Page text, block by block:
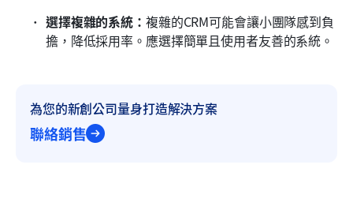
選擇複雜的系統： 複雜的CRM可能會讓小團隊感到負
擔，降低採用率。應選擇簡單且使用者友善的系統。
為您的新創公司量身打造解決方案
聯絡銷售